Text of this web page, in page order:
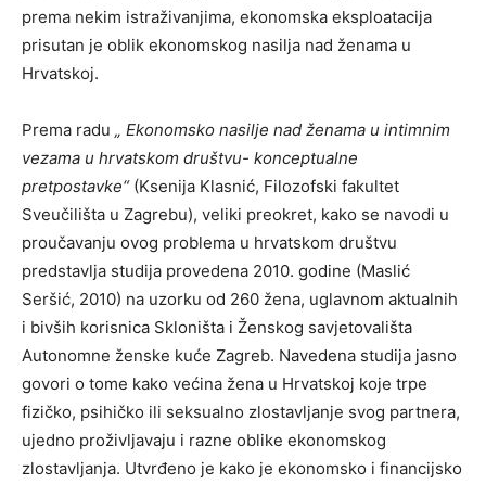
prema nekim istraživanjima, ekonomska eksploatacija
prisutan je oblik ekonomskog nasilja nad ženama u
Hrvatskoj.
Prema radu „ Ekonomsko nasilje nad ženama u intimnim
vezama u hrvatskom društvu- konceptualne
pretpostavke“(Ksenija Klasnić, Filozofski fakultet
Sveučilišta u Zagrebu), veliki preokret, kako se navodi u
proučavanju ovog problema u hrvatskom društvu
predstavlja studija provedena 2010. godine (Maslić
Seršić, 2010) na uzorku od 260 žena, uglavnom aktualnih
i bivših korisnica Skloništa i Ženskog savjetovališta
Autonomne ženske kuće Zagreb. Navedena studija jasno
govori o tome kako većina žena u Hrvatskoj koje trpe
fizičko, psihičko ili seksualno zlostavljanje svog partnera,
ujedno proživljavaju i razne oblike ekonomskog
zlostavljanja. Utvrđeno je kako je ekonomsko i financijsko